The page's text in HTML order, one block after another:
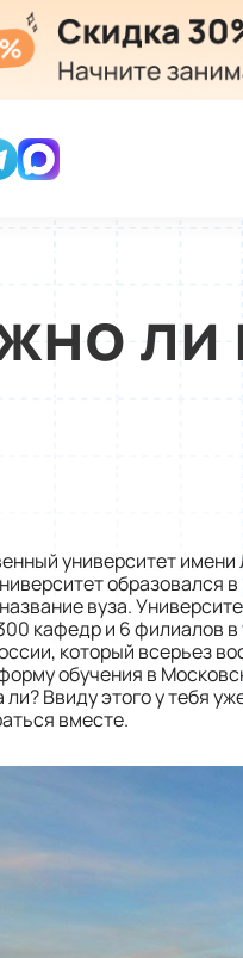
ли
университет
образовался
вуза.
кафедр и 6 филиалов
который всерьез
обучения в
Ввиду этого у тебя
вместе.